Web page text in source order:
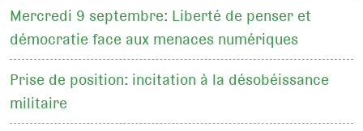
Mercredi 9 septembre: Liberté de penser et
démocratie face aux menaces numériques
Prise de position: incitation à la désobéissance
militaire